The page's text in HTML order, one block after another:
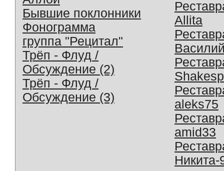
Бывшие поклонники
Фонограмма
группа "Рецитал"
Трёп - Флуд /
Обсуждение (2)
Трёп - Флуд /
Обсуждение (3)
Allita
aleks75
amid33
Никита-